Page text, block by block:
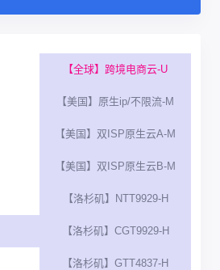
【全球】跨境电商云-U
【美国】原生ip/不限流-M
【美国】双ISP原生云A-M
【美国】双ISP原生云B-M
【洛杉矶】NTT9929-H
【洛杉矶】CGT9929-H
【洛杉矶】GTT4837-H